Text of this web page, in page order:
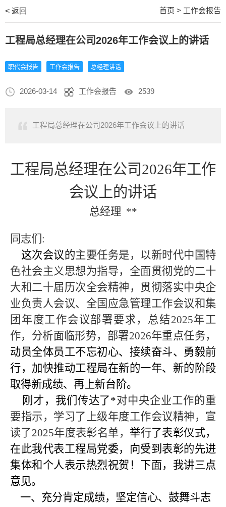
< 返回 首页 > 工作会报告
工程局总经理在公司2026年工作会议上的讲话
职代会报告 工作会报告 总经理讲话
2026-03-14 工作会报告 2539
工程局总经理在公司2026年工作会议上的讲话
工程局总经理在公司2026年工作
会议上的讲话
总经理 **
同志们 :
这次会议的主要任务是，以新时代中国特
色社会主义思想为指导，全面贯彻党的二十
大和二十届历次全会精神，贯彻落实中央企
业负责人会议、全国应急管理工作会议和集
团年度工作会议部署要求，总结2025年工
作，分析面临形势，部署2026年重点任务，
动员全体员工不忘初心、接续奋斗、勇毅前
行，加快推动工程局在新的一年、新的阶段
取得新成绩、再上新台阶。
刚才，我们传达了*对中央企业工作的重
要指示，学习了上级年度工作会议精神，宣
读了2025年度表彰名单，举行了表彰仪式，
在此我代表工程局党委，向受到表彰的先进
集体和个人表示热烈祝贺 ！ 下面，我讲三点
意见。
一、充分肯定成绩，坚定信心、鼓舞斗志